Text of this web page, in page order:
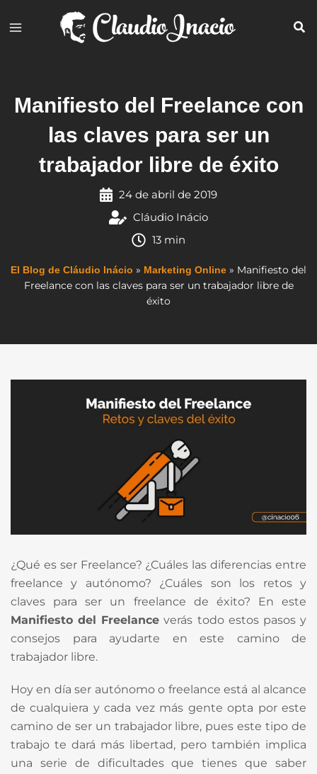
Manifiesto del Freelance con
las claves para ser un
trabajador libre de éxito
24 de abril de 2019
Cláudio Inácio
13 min
El Blog de Cláudio Inácio » Marketing Online » Manifiesto del
Freelance con las claves para ser un trabajador libre de
éxito
¿Qué es ser Freelance? ¿Cuáles las diferencias entre
freelance y autónomo? ¿Cuáles son los retos y
claves para ser un freelance de éxito? En este
Manifiesto del Freelance verás todo estos pasos y
consejos para ayudarte en este camino de
trabajador libre.
Hoy en día ser autónomo o freelance está al alcance
de cualquiera y cada vez más gente opta por este
camino de ser un trabajador libre, pues este tipo de
trabajo te dará más libertad, pero también implica
una serie de dificultades que tienes que saber